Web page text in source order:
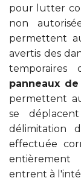
pour lutter
non
permettent
avertis des
panneaux
permettent
se
délimitation
effectuée
entièrement
entrent à